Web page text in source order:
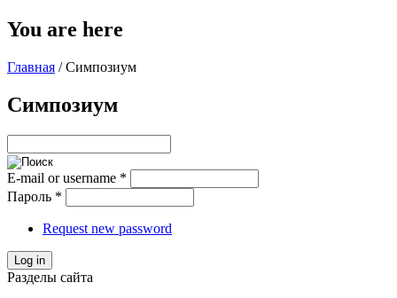
You are here
Главная / Симпозиум
Симпозиум
E-mail or username *
Пароль *
Request new password
Log in
Разделы сайта